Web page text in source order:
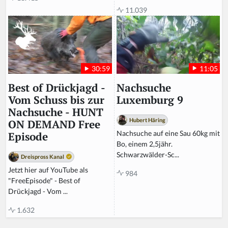
11.039
30:59
Best of Drückjagd -
Vom Schuss bis zur
Nachsuche - HUNT
ON DEMAND Free
Episode
Dreispross Kanal
Jetzt hier auf YouTube als
"FreeEpisode" - Best of
Drückjagd - Vom ...
1.632
11:05
Nachsuche
Luxemburg 9
Hubert Häring
Nachsuche auf eine Sau 60kg mit
Bo, einem 2,5jähr.
Schwarzwälder-Sc...
984